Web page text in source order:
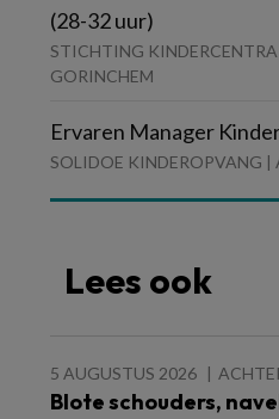
(28-32 uur)
STICHTING
GORINCHEM
Ervaren Manager
SOLIDOE KINDEROPVANG |
Lees ook
5 AUGUSTUS 2026
Blote schouders,